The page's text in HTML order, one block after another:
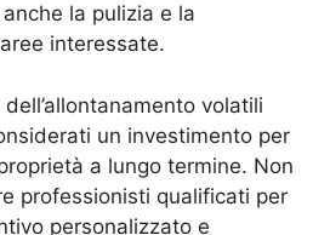
la pulizia e la
interessate.
volatili
un investimento per
a lungo termine. Non
professionisti qualificati per
personalizzato e